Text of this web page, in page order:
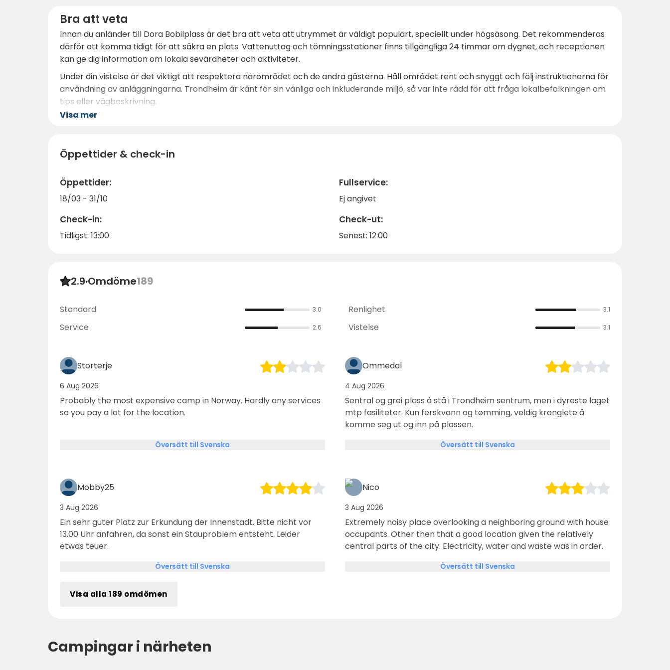
Bra att veta
Innan du anländer till Dora Bobilplass är det bra att veta att utrymmet är väldigt populärt, speciellt under högsäsong. Det rekommenderas
därför att komma tidigt för att säkra en plats. Vattenuttag och tömningsstationer finns tillgängliga 24 timmar om dygnet, och receptionen
kan ge dig information om lokala sevärdheter och aktiviteter.
Under din vistelse är det viktigt att respektera närområdet och de andra gästerna. Håll området rent och snyggt och följ instruktionerna för
användning av anläggningarna. Trondheim är känt för sin vänliga och inkluderande miljö, så var inte rädd för att fråga lokalbefolkningen om
tips eller vägbeskrivning.
Dora Bobilplass ger dig den perfekta kombinationen av stadsliv och bekväm camping. Boka din plats idag och upplev allt som Trondheim
Visa mer
Öppettider & check-in
Öppettider:
18/03 - 31/10
Fullservice:
Ej angivet
Check-in:
Tidligst: 13:00
Check-ut:
Senest: 12:00
2.9·Omdöme189
Standard 3.0 Renlighet 3.1
Service 2.6 Vistelse 3.1
Storterje
6 Aug 2026
Probably the most expensive camp in Norway. Hardly any services
so you pay a lot for the location.
Översätt till Svenska
Ommedal
4 Aug 2026
Sentral og grei plass å stå i Trondheim sentrum, men i dyreste laget
mtp fasiliteter. Kun ferskvann og tømming, veldig kronglete å
komme seg ut og inn på plassen.
Översätt till Svenska
Mobby25
3 Aug 2026
Ein sehr guter Platz zur Erkundung der Innenstadt. Bitte nicht vor
13.00 Uhr anfahren, da sonst ein Stauproblem entsteht. Leider
etwas teuer.
Översätt till Svenska
Nico
3 Aug 2026
Extremely noisy place overlooking a neighboring ground with house
occupants. Other then that a good location given the relatively
central parts of the city. Electricity, water and waste was in order.
Översätt till Svenska
Visa alla 189 omdömen
Campingar i närheten